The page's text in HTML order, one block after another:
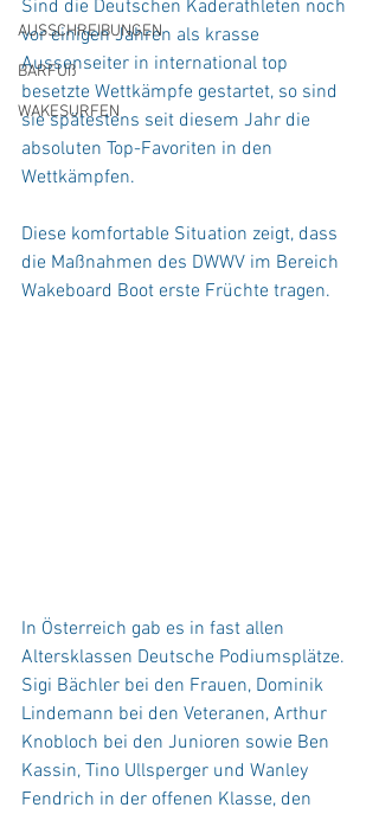
AUSSCHREIBUNGEN
BARFUß
WAKESURFEN
Sind die Deutschen Kaderathleten noch
vor einigen Jahren als krasse
Aussenseiter in international top
besetzte Wettkämpfe gestartet, so sind
sie spätestens seit diesem Jahr die
absoluten Top-Favoriten in den
Wettkämpfen.
Diese komfortable Situation zeigt, dass
die Maßnahmen des DWWV im Bereich
Wakeboard Boot erste Früchte tragen.
In Österreich gab es in fast allen
Altersklassen Deutsche Podiumsplätze.
Sigi Bächler bei den Frauen, Dominik
Lindemann bei den Veteranen, Arthur
Knobloch bei den Junioren sowie Ben
Kassin, Tino Ullsperger und Wanley
Fendrich in der offenen Klasse, den